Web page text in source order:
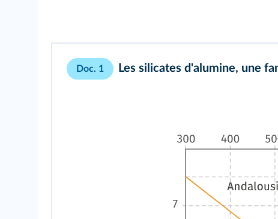
Doc. 1 Les silicates d'alumine, une